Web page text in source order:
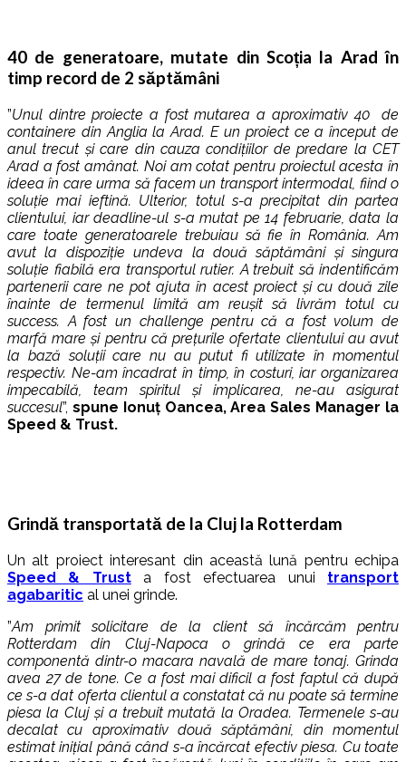
40 de generatoare, mutate din Scoția la Arad în
timp record de 2 săptămâni
”Unul dintre proiecte a fost mutarea a aproximativ 40 de
containere din Anglia la Arad. E un proiect ce a început de
anul trecut și care din cauza condițiilor de predare la CET
Arad a fost amânat. Noi am cotat pentru proiectul acesta în
ideea în care urma să facem un transport intermodal, fiind o
soluție mai ieftină. Ulterior, totul s-a precipitat din partea
clientului, iar deadline-ul s-a mutat pe 14 februarie, data la
care toate generatoarele trebuiau să fie în România. Am
avut la dispoziție undeva la două săptămâni și singura
soluție fiabilă era transportul rutier. A trebuit să indentificăm
partenerii care ne pot ajuta în acest proiect și cu două zile
înainte de termenul limită am reușit să livrăm totul cu
success. A fost un challenge pentru că a fost volum de
marfă mare și pentru că prețurile ofertate clientului au avut
la bază soluții care nu au putut fi utilizate în momentul
respectiv. Ne-am încadrat în timp, în costuri, iar organizarea
impecabilă, team spiritul și implicarea, ne-au asigurat
succesul”, spune Ionuț Oancea, Area Sales Manager la
Speed & Trust.
Grindă transportată de la Cluj la Rotterdam
Un alt proiect interesant din această lună pentru echipa
Speed & Trusta fost efectuarea unui transport
agabaritic al unei grinde.
”Am primit solicitare de la client să încărcăm pentru
Rotterdam din Cluj-Napoca o grindă ce era parte
componentă dintr-o macara navală de mare tonaj. Grinda
avea 27 de tone. Ce a fost mai dificil a fost faptul că după
ce s-a dat oferta clientul a constatat că nu poate să termine
piesa la Cluj și a trebuit mutată la Oradea. Termenele s-au
decalat cu aproximativ două săptămâni, din momentul
estimat inițial până când s-a încărcat efectiv piesa. Cu toate